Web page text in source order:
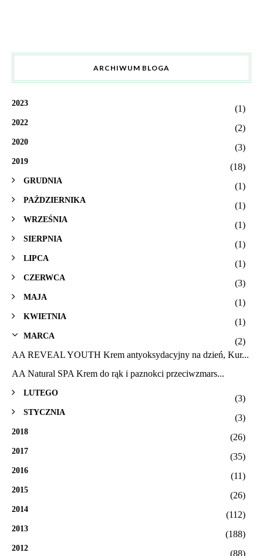
ARCHIWUM BLOGA
2023
(1)
2022
(2)
2020
(3)
2019
(18)
GRUDNIA
(1)
PAŹDZIERNIKA
(1)
WRZEŚNIA
(1)
SIERPNIA
(1)
LIPCA
(1)
CZERWCA
(3)
MAJA
(1)
KWIETNIA
(1)
MARCA
(2)
AA REVEAL YOUTH Krem antyoksydacyjny na dzień, Kur...
AA Natural SPA Krem do rąk i paznokci przeciwzmars...
LUTEGO
(3)
STYCZNIA
(3)
2018
(26)
2017
(35)
2016
(11)
2015
(26)
2014
(112)
2013
(188)
2012
(88)